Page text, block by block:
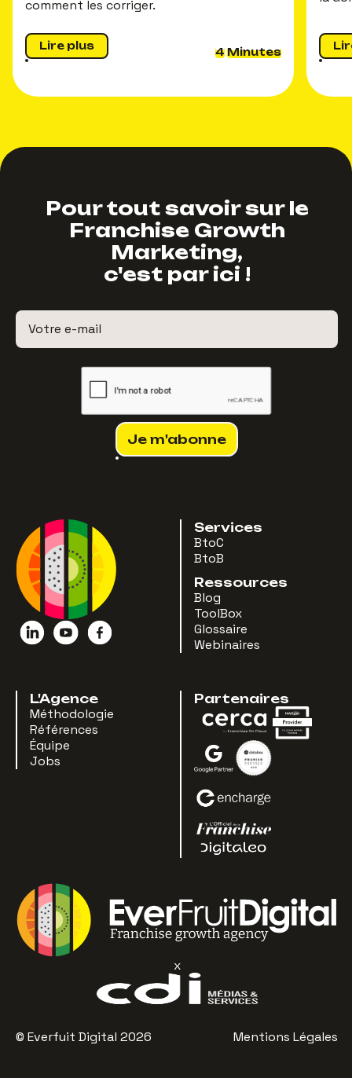
comment les corriger.
Lire plus 4 Minutes
Pour tout savoir sur le
Franchise Growth
Marketing,
c'est par ici !
Services
BtoC
BtoB
Ressources
Blog
ToolBox
Glossaire
Webinaires
L'Agence
Méthodologie
Références
Équipe
Jobs
Partenaires
x
© Everfuit Digital 2026 Mentions Légales